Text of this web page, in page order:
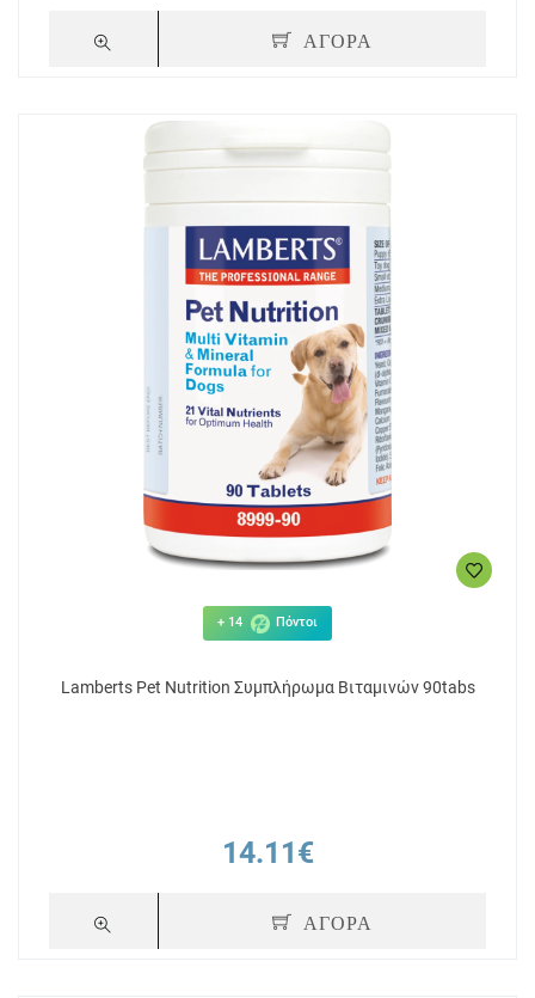
ΑΓΟΡΑ
+ 14 Πόντοι
Lamberts Pet Nutrition Συμπλήρωμα Βιταμινών 90tabs
14.11€
ΑΓΟΡΑ